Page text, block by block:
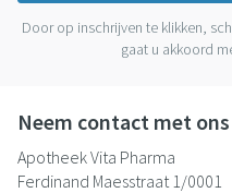
Door op inschrijven te klikken,
gaat u akkoord
Neem contact met
Apotheek Vita Pharma
Ferdinand Maesstraat 1/0001